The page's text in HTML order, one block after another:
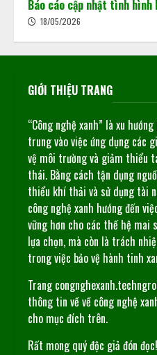
Báo cáo cập nhật tình hình
18/05/2026
GIỚI THIỆU TRANG
“Công nghệ xanh” là xu
trung vào việc ứng dụng các
vệ môi trường và giảm thiểu
thái. Bằng cách tận dụng
thiểu khí thải và sử dụng tài
công nghệ xanh hướng đến
vững hơn cho các thế hệ mai
lựa chọn, mà còn là trách
trong việc bảo vệ hành tinh
Trang
thông tin về về công nghệ
cho mục đích trên.
Rất mong quý độc giả đón đọc!